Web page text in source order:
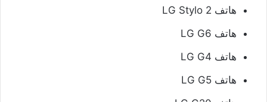
هاتف LG Stylo 2
هاتف LG G6
هاتف LG G4
هاتف LG G5